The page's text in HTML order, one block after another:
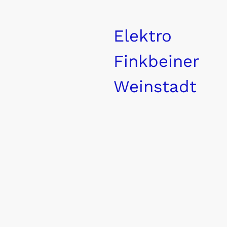
Elektro
Finkbeiner
Weinstadt